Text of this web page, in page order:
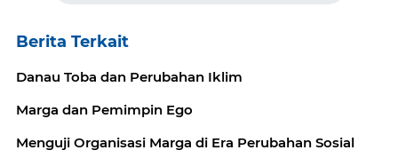
Berita Terkait
Danau Toba dan Perubahan Iklim
Marga dan Pemimpin Ego
Menguji Organisasi Marga di Era Perubahan Sosial